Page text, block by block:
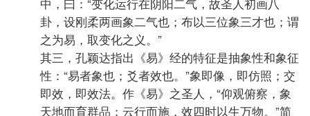
卦，设刚柔两画象二气也；布以三位象三才也；谓
之为易，取变化之义。”
其三，孔颖达指出《易》经的特征是抽象性和象征
性：“易者象也；爻者效也。”象即像，即仿照；交
即效，即效法。作《易》之圣人，“仰观俯察，象
天地而育群品；云行而施，效四时以生万物。”简